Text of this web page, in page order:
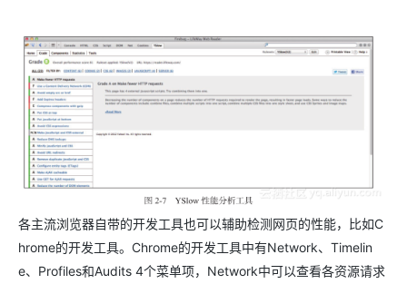
各主流浏览器自带的开发工具也可以辅助检测网页的性能，比如C
hrome的开发工具。Chrome的开发工具中有Network、Timelin
e、Profiles和Audits 4个菜单项，Network中可以查看各资源请求